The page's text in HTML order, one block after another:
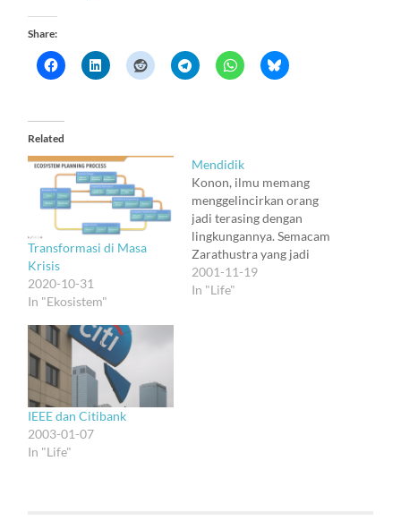
Share:
Related
Transformasi di Masa
Krisis
2020-10-31
In "Ekosistem"
Mendidik
Konon, ilmu memang
menggelincirkan orang
jadi terasing dengan
lingkungannya. Semacam
Zarathustra yang jadi
mengasingkan diri ke
puncak gunung, lalu
2001-11-19
In "Life"
IEEE dan Citibank
2003-01-07
In "Life"